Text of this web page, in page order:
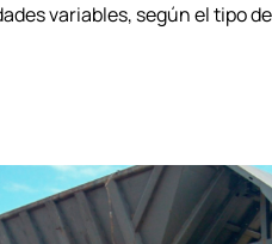
variables, según el tipo